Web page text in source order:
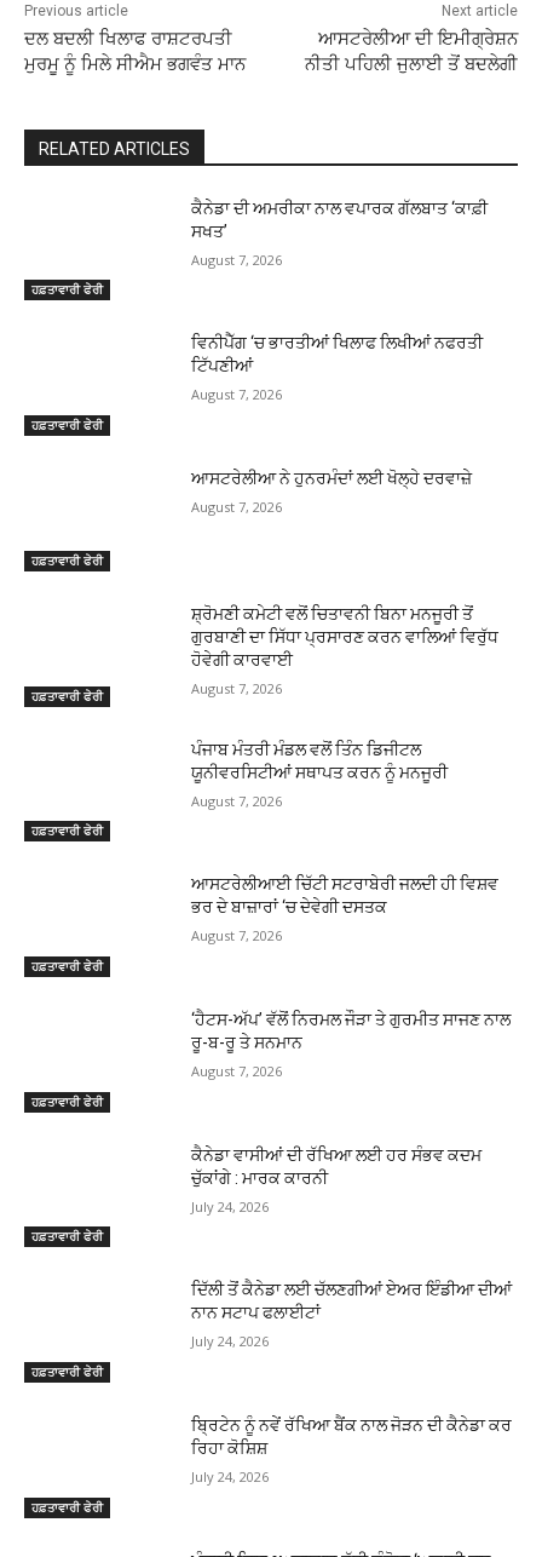
Previous article
ਦਲ ਬਦਲੀ ਖਿਲਾਫ ਰਾਸ਼ਟਰਪਤੀ
ਮੁਰਮੂ ਨੂੰ ਮਿਲੇ ਸੀਐਮ ਭਗਵੰਤ ਮਾਨ
Next article
ਆਸਟਰੇਲੀਆ ਦੀ ਇਮੀਗ੍ਰੇਸ਼ਨ
ਨੀਤੀ ਪਹਿਲੀ ਜੁਲਾਈ ਤੋਂ ਬਦਲੇਗੀ
RELATED ARTICLES
ਹਫ਼ਤਾਵਾਰੀ ਫੇਰੀ
ਕੈਨੇਡਾ ਦੀ ਅਮਰੀਕਾ ਨਾਲ ਵਪਾਰਕ ਗੱਲਬਾਤ ‘ਕਾਫ਼ੀ
ਸਖਤ’
August 7, 2026
ਹਫ਼ਤਾਵਾਰੀ ਫੇਰੀ
ਵਿਨੀਪੈੱਗ ‘ਚ ਭਾਰਤੀਆਂ ਖਿਲਾਫ ਲਿਖੀਆਂ ਨਫਰਤੀ
ਟਿੱਪਣੀਆਂ
August 7, 2026
ਹਫ਼ਤਾਵਾਰੀ ਫੇਰੀ
ਆਸਟਰੇਲੀਆ ਨੇ ਹੁਨਰਮੰਦਾਂ ਲਈ ਖੋਲ੍ਹੇ ਦਰਵਾਜ਼ੇ
August 7, 2026
ਹਫ਼ਤਾਵਾਰੀ ਫੇਰੀ
ਸ਼੍ਰੋਮਣੀ ਕਮੇਟੀ ਵਲੋਂ ਚਿਤਾਵਨੀ ਬਿਨਾ ਮਨਜੂਰੀ ਤੋਂ
ਗੁਰਬਾਣੀ ਦਾ ਸਿੱਧਾ ਪ੍ਰਸਾਰਣ ਕਰਨ ਵਾਲਿਆਂ ਵਿਰੁੱਧ
ਹੋਵੇਗੀ ਕਾਰਵਾਈ
August 7, 2026
ਹਫ਼ਤਾਵਾਰੀ ਫੇਰੀ
ਪੰਜਾਬ ਮੰਤਰੀ ਮੰਡਲ ਵਲੋਂ ਤਿੰਨ ਡਿਜੀਟਲ
ਯੂਨੀਵਰਸਿਟੀਆਂ ਸਥਾਪਤ ਕਰਨ ਨੂੰ ਮਨਜੂਰੀ
August 7, 2026
ਹਫ਼ਤਾਵਾਰੀ ਫੇਰੀ
ਆਸਟਰੇਲੀਆਈ ਚਿੱਟੀ ਸਟਰਾਬੇਰੀ ਜਲਦੀ ਹੀ ਵਿਸ਼ਵ
ਭਰ ਦੇ ਬਾਜ਼ਾਰਾਂ ‘ਚ ਦੇਵੇਗੀ ਦਸਤਕ
August 7, 2026
ਹਫ਼ਤਾਵਾਰੀ ਫੇਰੀ
‘ਹੈਟਸ-ਅੱਪ’ ਵੱਲੋਂ ਨਿਰਮਲ ਜੌੜਾ ਤੇ ਗੁਰਮੀਤ ਸਾਜਣ ਨਾਲ
ਰੂ-ਬ-ਰੂ ਤੇ ਸਨਮਾਨ
August 7, 2026
ਹਫ਼ਤਾਵਾਰੀ ਫੇਰੀ
ਕੈਨੇਡਾ ਵਾਸੀਆਂ ਦੀ ਰੱਖਿਆ ਲਈ ਹਰ ਸੰਭਵ ਕਦਮ
ਚੁੱਕਾਂਗੇ : ਮਾਰਕ ਕਾਰਨੀ
July 24, 2026
ਹਫ਼ਤਾਵਾਰੀ ਫੇਰੀ
ਦਿੱਲੀ ਤੋਂ ਕੈਨੇਡਾ ਲਈ ਚੱਲਣਗੀਆਂ ਏਅਰ ਇੰਡੀਆ ਦੀਆਂ
ਨਾਨ ਸਟਾਪ ਫਲਾਈਟਾਂ
July 24, 2026
ਹਫ਼ਤਾਵਾਰੀ ਫੇਰੀ
ਬ੍ਰਿਟੇਨ ਨੂੰ ਨਵੇਂ ਰੱਖਿਆ ਬੈਂਕ ਨਾਲ ਜੋੜਨ ਦੀ ਕੈਨੇਡਾ ਕਰ
ਰਿਹਾ ਕੋਸ਼ਿਸ਼
July 24, 2026